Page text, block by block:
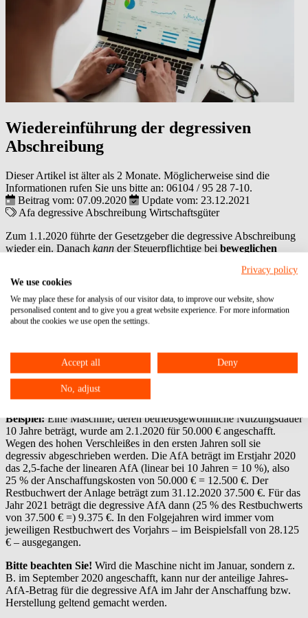
Wiedereinführung der degressiven
Abschreibung
Dieser Artikel ist älter als 2 Monate. Möglicherweise sind die
Informationen rufen Sie uns bitte an: 06104 / 95 28 7-10.
Beitrag vom: 07.09.2020
Update vom: 23.12.2021
Afa degressive Abschreibung Wirtschaftsgüter
Zum 1.1.2020 führte der Gesetzgeber die degressive Abschreibung
wieder ein. Danach kann der Steuerpflichtige bei beweglichen
31.12.2019 und vor dem 1.1.2022 angeschafft oder hergestellt
worden sind,statt der Absetzung für Abnutzung (AfA) in gleichen
Jahresbeträgen (lineare AfA) die Abschreibung in fallenden
Jahresbeträgen (degressive AfA) bemessen. Begünstigt sind nicht
nur neue, sondern auch gebrauchte Wirtschaftsgüter.
vom jeweiligen Restwert vorgenommen werden. Der dabei
anzuwendende Prozentsatz darf höchstens das Zweieinhalbfache
des bei der AfA in gleichen Jahresbeträgen in Betracht kommenden
Prozentsatzes betragen und 25 % nicht übersteigen.
Beispiel:Eine Maschine, deren betriebsgewöhnliche Nutzungsdauer
10 Jahre beträgt, wurde am 2.1.2020 für 50.000 € angeschafft.
Wegen des hohen Verschleißes in den ersten Jahren soll sie
degressiv abgeschrieben werden. Die AfA beträgt im Erstjahr 2020
das 2,5-fache der linearen AfA (linear bei 10 Jahren = 10 %), also
25 % der Anschaffungskosten von 50.000 € = 12.500 €. Der
Restbuchwert der Anlage beträgt zum 31.12.2020 37.500 €. Für das
Jahr 2021 beträgt die degressive AfA dann (25 % des Restbuchwerts
von 37.500 € =) 9.375 €. In den Folgejahren wird immer vom
jeweiligen Restbuchwert des Vorjahrs – im Beispielsfall von 28.125
€ – ausgegangen.
Bitte beachten Sie! Wird die Maschine nicht im Januar, sondern z.
B. im September 2020 angeschafft, kann nur der anteilige Jahres-
AfA-Betrag für die degressive AfA im Jahr der Anschaffung bzw.
Herstellung geltend gemacht werden.
Privacy policy
We use cookies
We may place these for analysis of our visitor data, to improve our website, show
personalised content and to give you a great website experience. For more information
about the cookies we use open the settings.
Accept all Deny
No, adjust